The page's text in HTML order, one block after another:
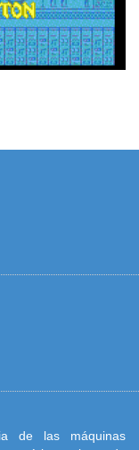
de las máquinas